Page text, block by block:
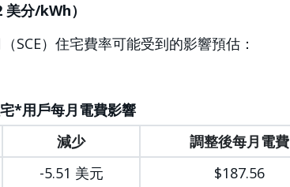
分/kWh）
SCE）住宅費率可能受到的影響預估：
*用戶每月電費影響
減少 調整後每月電費
-5.51 美元 $187.56